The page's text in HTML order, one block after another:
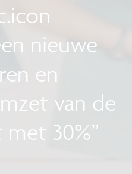
nieuwe
en
van de
30%”